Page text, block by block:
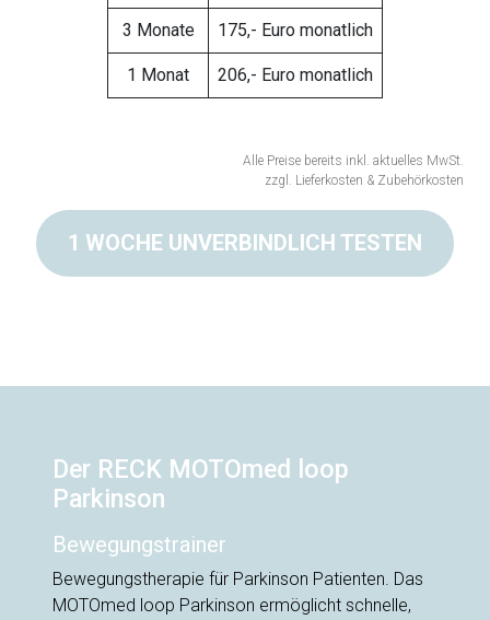
3 Monate 175,- Euro monatlich
1 Monat 206,- Euro monatlich
Alle Preise bereits inkl. aktuelles MwSt.
zzgl. Lieferkosten & Zubehörkosten
1 WOCHE UNVERBINDLICH TESTEN
Der RECK MOTOmed loop
Parkinson
Bewegungstrainer
Bewegungstherapie für Parkinson Patienten. Das
MOTOmed loop Parkinson ermöglicht schnelle,